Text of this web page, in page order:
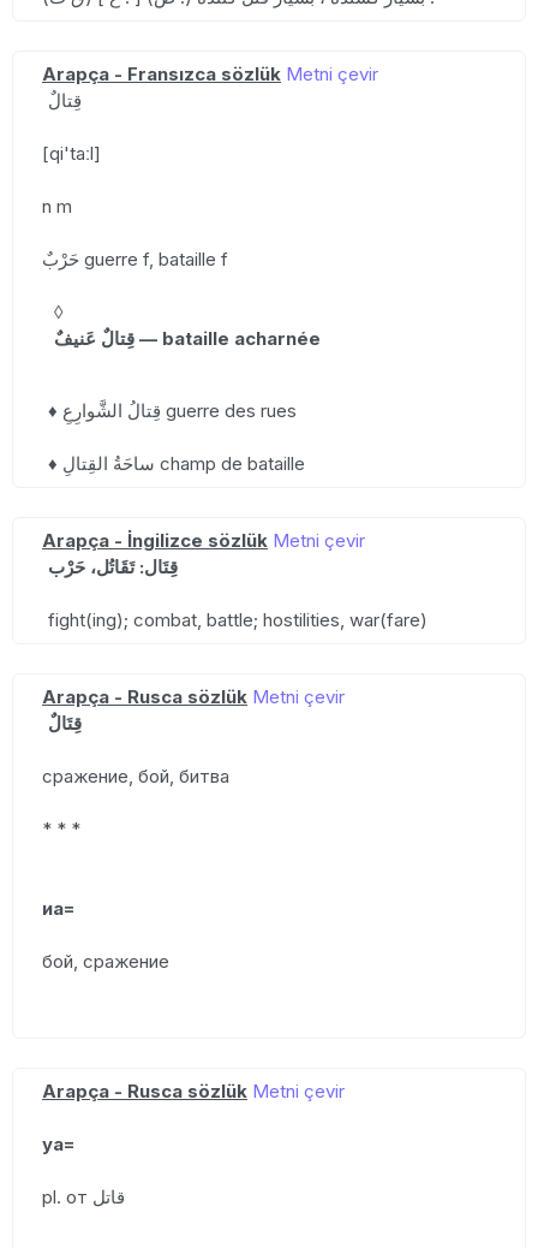
Arapça - Fransızca sözlük Metni çevir
قِتالٌ
[qi'taːl]
n m
حَرْبٌ guerre f, bataille f
◊
قِتالٌ عَنيفٌ — bataille acharnée
♦ قِتالُ الشَّوارِعِ guerre des rues
♦ ساحَةُ القِتالِ champ de bataille
Arapça - İngilizce sözlük Metni çevir
قِتَال: تَقَاتُل، حَرْب
fight(ing); combat, battle; hostilities, war(fare)
Arapça - Rusca sözlük Metni çevir
قِتَالٌ
сражение, бой, битва
* * *
иа=
бой, сражение
Arapça - Rusca sözlük Metni çevir
уа=
pl. от قاتل